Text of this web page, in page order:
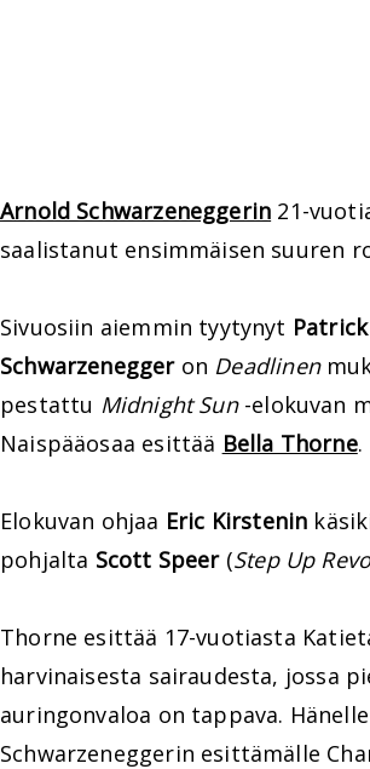
Arnold Schwarzeneggerin 21-
saalistanut ensimmäisen suuren
Sivuosiin aiemmin tyytynyt Patrick
Schwarzeneggeron Deadlinen
pestattu Midnight Sun-elokuvan
Naispääosaa esittää Bella Thorne.
Elokuvan ohjaa Eric Kirstenin
pohjalta Scott Speer(Step Up
Thorne esittää 17-vuotiasta
harvinaisesta sairaudesta, jossa
auringonvaloa on tappava.
Schwarzeneggerin esittämälle